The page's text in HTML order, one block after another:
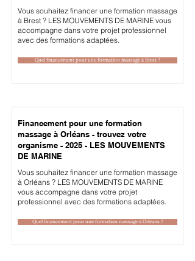
Vous souhaitez financer une formation massage
à Brest ? LES MOUVEMENTS DE MARINE vous
accompagne dans votre projet professionnel
avec des formations adaptées.
Quel financement pour une formation massage à Brest ?
Financement pour une formation
massage à Orléans - trouvez votre
organisme - 2025 - LES MOUVEMENTS
DE MARINE
Vous souhaitez financer une formation massage
à Orléans ? LES MOUVEMENTS DE MARINE
vous accompagne dans votre projet
professionnel avec des formations adaptées.
Quel financement pour une formation massage à Orléans ?